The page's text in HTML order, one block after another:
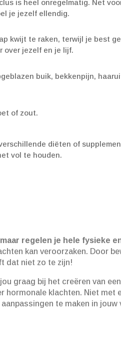
is heel onregelmatig. Net
je jezelf ellendig.
kwijt te raken, terwijl je best
over jezelf en je lijf.
buik, bekkenpijn,
of zout.
diëten of
vol te houden.
regelen je hele fysieke
kan veroorzaken. Door
dat niet zo te zijn!
graag bij het creëren van
hormonale klachten. Niet met
te maken in